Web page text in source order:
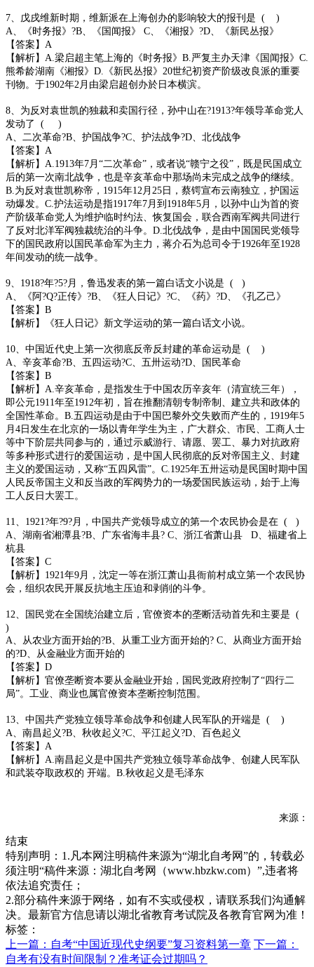
7、戊戌维新时期，维新派在上海创办的影响较大的报刊是 ( )
A、《时务报》?B、《国闻报》 C、《湘报》?D、《新民丛报》
【答案】A
【解析】A.梁启超主笔上海的《时务报》B.严复主办天津《国闻报》C.
熊希龄湖南《湘报》D.《新民丛报》20世纪初资产阶级改良派的重要
刊物。于1902年2月由梁启超创办於日本横滨。
8、为反对袁世凯的独裁和卖国行径，孙中山在?1913?年领导革命党人
发动了 ( )
A、二次革命?B、护国战争?C、护法战争?D、北伐战争
【答案】A
【解析】A.1913年7月“二次革命”，或者说“赣宁之役”，既是民国成立
后的第一次南北战争，也是辛亥革命中那场尚未完成之战争的继续。
B.为反对袁世凯称帝，1915年12月25日，蔡锷宣布云南独立，护国运
动爆发。C.护法运动是指1917年7月到1918年5月，以孙中山为首的资
产阶级革命党人为维护临时约法、恢复国会，联合西南军阀共同进行
了反对北洋军阀独裁统治的斗争。D.北伐战争，是由中国国民党领导
下的国民政府以国民革命军为主力，蒋介石为总司令于1926年至1928
年间发动的统一战争。
9、1918?年?5?月，鲁迅发表的第一篇白话文小说是 ( )
A、《阿?Q?正传》?B、《狂人日记》?C、《药》?D、《孔乙己》
【答案】B
【解析】《狂人日记》新文学运动的第一篇白话文小说。
10、中国近代史上第一次彻底反帝反封建的革命运动是 ( )
A、辛亥革命?B、五四运动?C、五卅运动?D、国民革命
【答案】B
【解析】A.辛亥革命，是指发生于中国农历辛亥年（清宣统三年），
即公元1911年至1912年初，旨在推翻清朝专制帝制、建立共和政体的
全国性革命。B.五四运动是由于中国巴黎外交失败而产生的，1919年5
月4日发生在北京的一场以青年学生为主，广大群众、市民、工商人士
等中下阶层共同参与的，通过示威游行、请愿、罢工、暴力对抗政府
等多种形式进行的爱国运动，是中国人民彻底的反对帝国主义、封建
主义的爱国运动，又称“五四风雷”。C.1925年五卅运动是民国时期中国
人民反帝国主义和反当政的军阀势力的一场爱国民族运动，始于上海
工人反日大罢工。
11、1921?年?9?月，中国共产党领导成立的第一个农民协会是在 ( )
A、湖南省湘潭县?B、广东省海丰县? C、浙江省萧山县 D、福建省上
杭县
【答案】C
【解析】1921年9月，沈定一等在浙江萧山县衙前村成立第一个农民协
会，组织农民开展反抗地主压迫和剥削的斗争。
12、国民党在全国统治建立后，官僚资本的垄断活动首先和主要是 (
)
A、从农业方面开始的?B、从重工业方面开始的? C、从商业方面开始
的?D、从金融业方面开始的
【答案】D
【解析】官僚垄断资本要从金融业开始，国民党政府控制了“四行二
局”。工业、商业也属官僚资本垄断控制范围。
13、中国共产党独立领导革命战争和创建人民军队的开端是 ( )
A、南昌起义?B、秋收起义?C、平江起义?D、百色起义
【答案】A
【解析】A.南昌起义是中国共产党独立领导革命战争、创建人民军队
和武装夺取政权的 开端。B.秋收起义是毛泽东
来源：
结束
特别声明：1.凡本网注明稿件来源为“湖北自考网”的，转载必
须注明“稿件来源：湖北自考网（www.hbzkw.com）”,违者将
依法追究责任；
2.部分稿件来源于网络，如有不实或侵权，请联系我们沟通解
决。最新官方信息请以湖北省教育考试院及各教育官网为准！
标签：
上一篇：自考“中国近现代史纲要”复习资料第一章 下一篇：
自考有没有时间限制？准考证会过期吗？